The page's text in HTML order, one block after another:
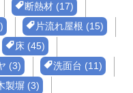
断熱材 (17)
片流れ屋根 (15)
床 (45)
(3)
洗面台 (11)
製塀 (3)